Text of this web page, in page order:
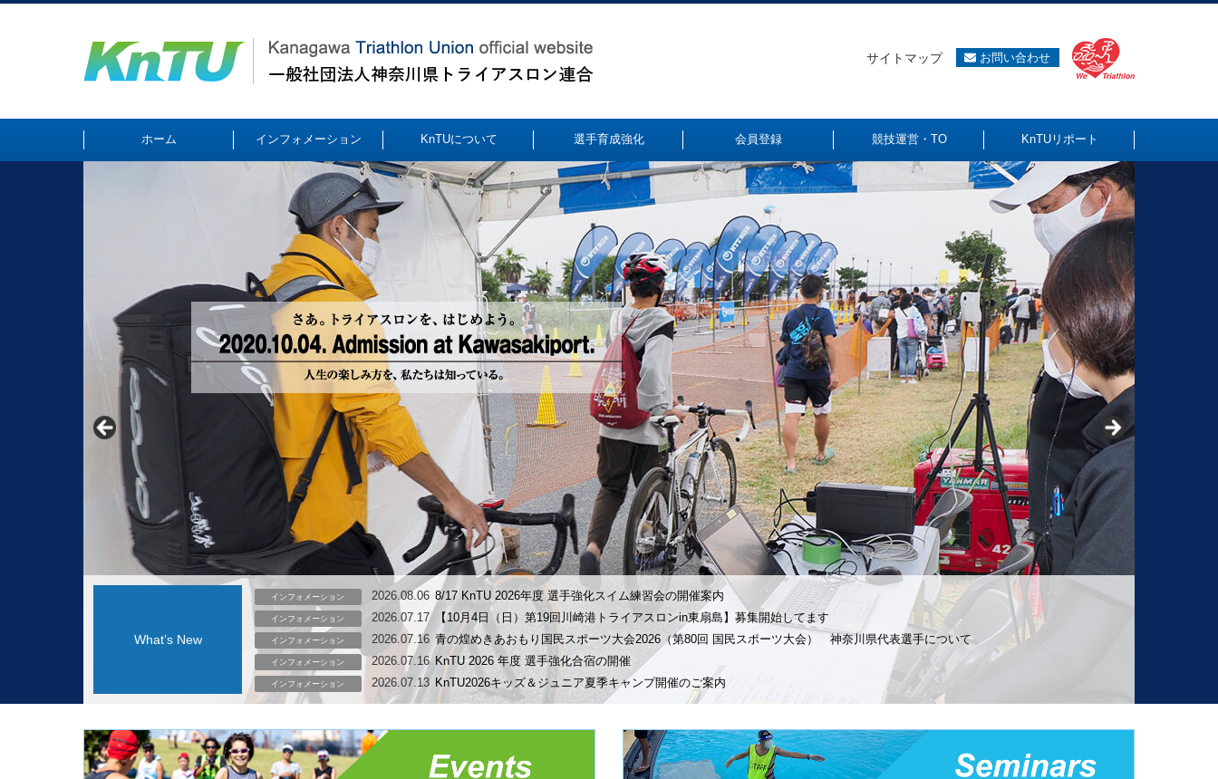
サイトマップ お問い合わせ
ホーム インフォメーション KnTUについて 選手育成強化 会員登録 競技運営・TO KnTUリポート
What’s New
インフォメーション 2026.08.06 8/17 KnTU 2026年度 選手強化スイム練習会の開催案内
インフォメーション 2026.07.17 【10月4日（日）第19回川崎港トライアスロンin東扇島】募集開始してます
インフォメーション 2026.07.16 青の煌めきあおもり国民スポーツ大会2026（第80回 国民スポーツ大会） 神奈川県代表選手について
インフォメーション 2026.07.16 KnTU 2026 年度 選手強化合宿の開催
インフォメーション 2026.07.13 KnTU2026キッズ＆ジュニア夏季キャンプ開催のご案内
インフォメーション 2026.07.09 フォトギャラリーの公開「第21回大磯ロングビーチ 湘南ファミリートライアスロン大会」
2026.06.29 フォトギャラリーの公開「第 40 回記念 NISSAN CUP 神奈川トライアスロン⼤会 第 31 回 TRIJ 関東ブロックトライアスロン選
⼿権⼤会 第 37 回 TRIJ 東京ブロックトライアスロン選⼿権⼤会 栃⽊・茨城・群⾺・埼⽟・千葉・⼭梨・神奈川選⼿権⼤会 」
大会成績のご案内 リザルト公開「第21回大磯ロングビーチ 湘南ファミリートライアスロン大会」